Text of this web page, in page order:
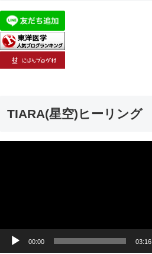
TIARA(星空)ヒーリング
00:00 03:16